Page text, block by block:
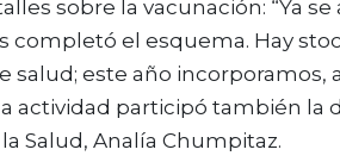
sobre la vacunación: “Ya se
completó el esquema. Hay
salud; este año incorporamos,
actividad participó también la
Salud, Analía Chumpitaz.